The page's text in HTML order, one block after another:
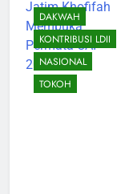
DAKWAH
KONTRIBUSI LDII
NASIONAL
TOKOH